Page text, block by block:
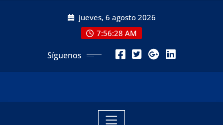
jueves, 6 agosto 2026
7:56:30 AM
Síguenos